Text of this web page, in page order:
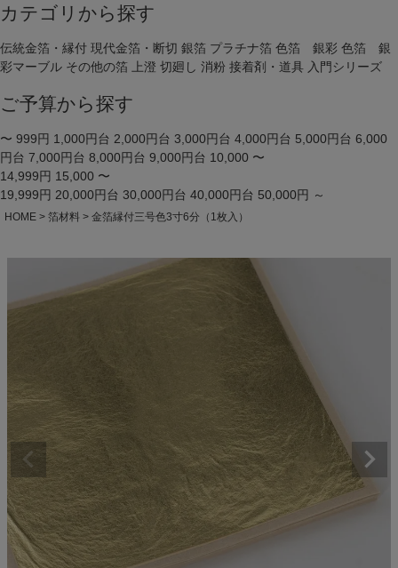
カテゴリから探す
伝統金箔・縁付 現代金箔・断切 銀箔 プラチナ箔 色箔 銀彩 色箔 銀
彩マーブル その他の箔 上澄 切廻し 消粉 接着剤・道具 入門シリーズ
ご予算から探す
〜 999円 1,000円台 2,000円台 3,000円台 4,000円台 5,000円台 6,000
円台 7,000円台 8,000円台 9,000円台 10,000 〜
14,999円 15,000 〜
19,999円 20,000円台 30,000円台 40,000円台 50,000円 ～
HOME 箔材料 金箔縁付三号色3寸6分（1枚入）